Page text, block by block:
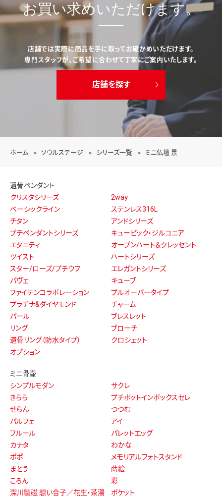
ホーム ソウルステージ シリーズ一覧 ミニ仏壇 景
お買い求めいただけます。
店舗では実際に商品を手に取ってお確かめいただけます。
専門スタッフが、ご希望に合わせて丁寧にご案内いたします。
店舗を探す
遺骨ペンダント
クリスタシリーズ
2way
ベーシックライン
ステンレス316L
チタン
アンドシリーズ
プチペンダントシリーズ
キュービック・ジルコニア
エタニティ
オープンハート＆クレッセント
ツイスト
ハートシリーズ
スター/ローズ/プチウフ
エレガントシリーズ
パヴェ
キューブ
ファイテンコラボレーション
プルオーバータイプ
プラチナ&ダイヤモンド
チャーム
パール
ブレスレット
リング
ブローチ
遺骨リング（防水タイプ）
クロシェット
オプション
ミニ骨壷
シンプルモダン
サクレ
きらら
プチポットインボックスセレ
せらん
つつむ
パルフェ
アイ
フルール
パレットエッグ
カナタ
わかな
ポポ
メモリアルフォトスタンド
まとう
蒔絵
ころん
彩
深川製磁 想い合子／花生・茶湯
ポケット